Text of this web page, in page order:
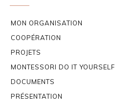
MON ORGANISATION
COOPÉRATION
PROJETS
MONTESSORI DO IT YOURSELF
DOCUMENTS
PRÉSENTATION